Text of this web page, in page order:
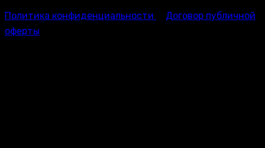
Политика конфиденциальности
Договор публичной
оферты